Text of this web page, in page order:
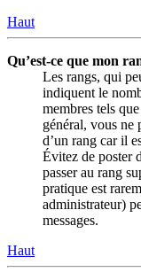
Haut
Qu’est-ce que mon
Les rangs, qui
indiquent le
membres tels
général, vous ne
d’un rang car il
Évitez de poster
passer au rang
pratique est
administrateur)
messages.
Haut